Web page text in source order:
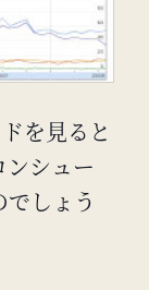
を見ると
ンシュー
でしょう